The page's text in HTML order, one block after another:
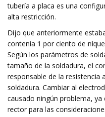
tubería a placa es una
alta restricción.
Dijo que anteriormente
contenía 1 por ciento de
Según los parámetros de
tamaño de la soldadura, el
responsable de la resistencia
soldadura. Cambiar al
causado ningún problema,
rector para las